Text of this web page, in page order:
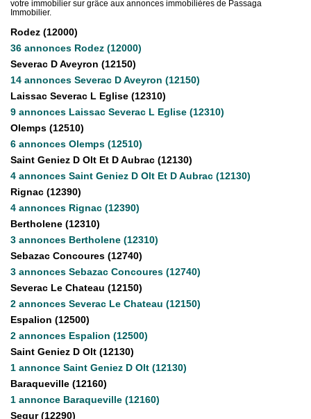
La Gestion Locative
L'assurance
Nos Biens Loués
SYNDIC
À PROPOS DE NOUS
Nos Agences
Notre Équipe
Nos Témoignages
Nous Soutenons
Nos Actualités
Nous Rejoindre
CONTACT
Créer une alerte
votre immobilier sur grâce aux annonces immobilières de Passaga
Immobilier.
Rodez (12000)
36 annonces Rodez (12000)
Severac D Aveyron (12150)
14 annonces Severac D Aveyron (12150)
Laissac Severac L Eglise (12310)
9 annonces Laissac Severac L Eglise (12310)
Olemps (12510)
6 annonces Olemps (12510)
Saint Geniez D Olt Et D Aubrac (12130)
4 annonces Saint Geniez D Olt Et D Aubrac (12130)
Rignac (12390)
4 annonces Rignac (12390)
Bertholene (12310)
3 annonces Bertholene (12310)
Sebazac Concoures (12740)
3 annonces Sebazac Concoures (12740)
Severac Le Chateau (12150)
2 annonces Severac Le Chateau (12150)
Espalion (12500)
2 annonces Espalion (12500)
Saint Geniez D Olt (12130)
1 annonce Saint Geniez D Olt (12130)
Baraqueville (12160)
1 annonce Baraqueville (12160)
Segur (12290)